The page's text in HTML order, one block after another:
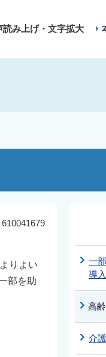
読み上げ・文字拡大
りよい
部を助
一
導
高
介